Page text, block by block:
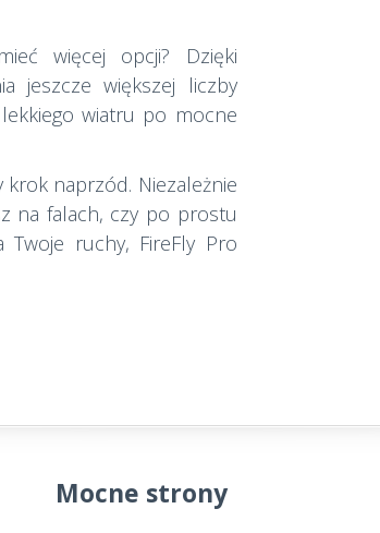
więcej opcji? Dzięki
jeszcze większej liczby
wiatru po mocne
krok naprzód. Niezależnie
na falach, czy po prostu
Twoje ruchy, FireFly Pro
Mocne strony